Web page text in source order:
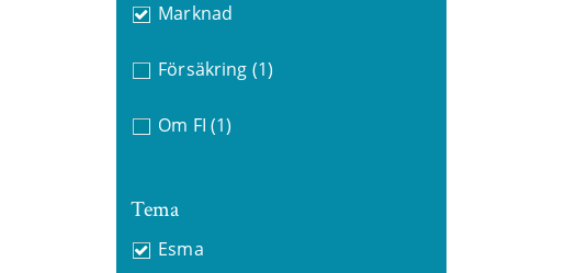
Marknad
Försäkring (1)
Om FI (1)
Tema
Esma